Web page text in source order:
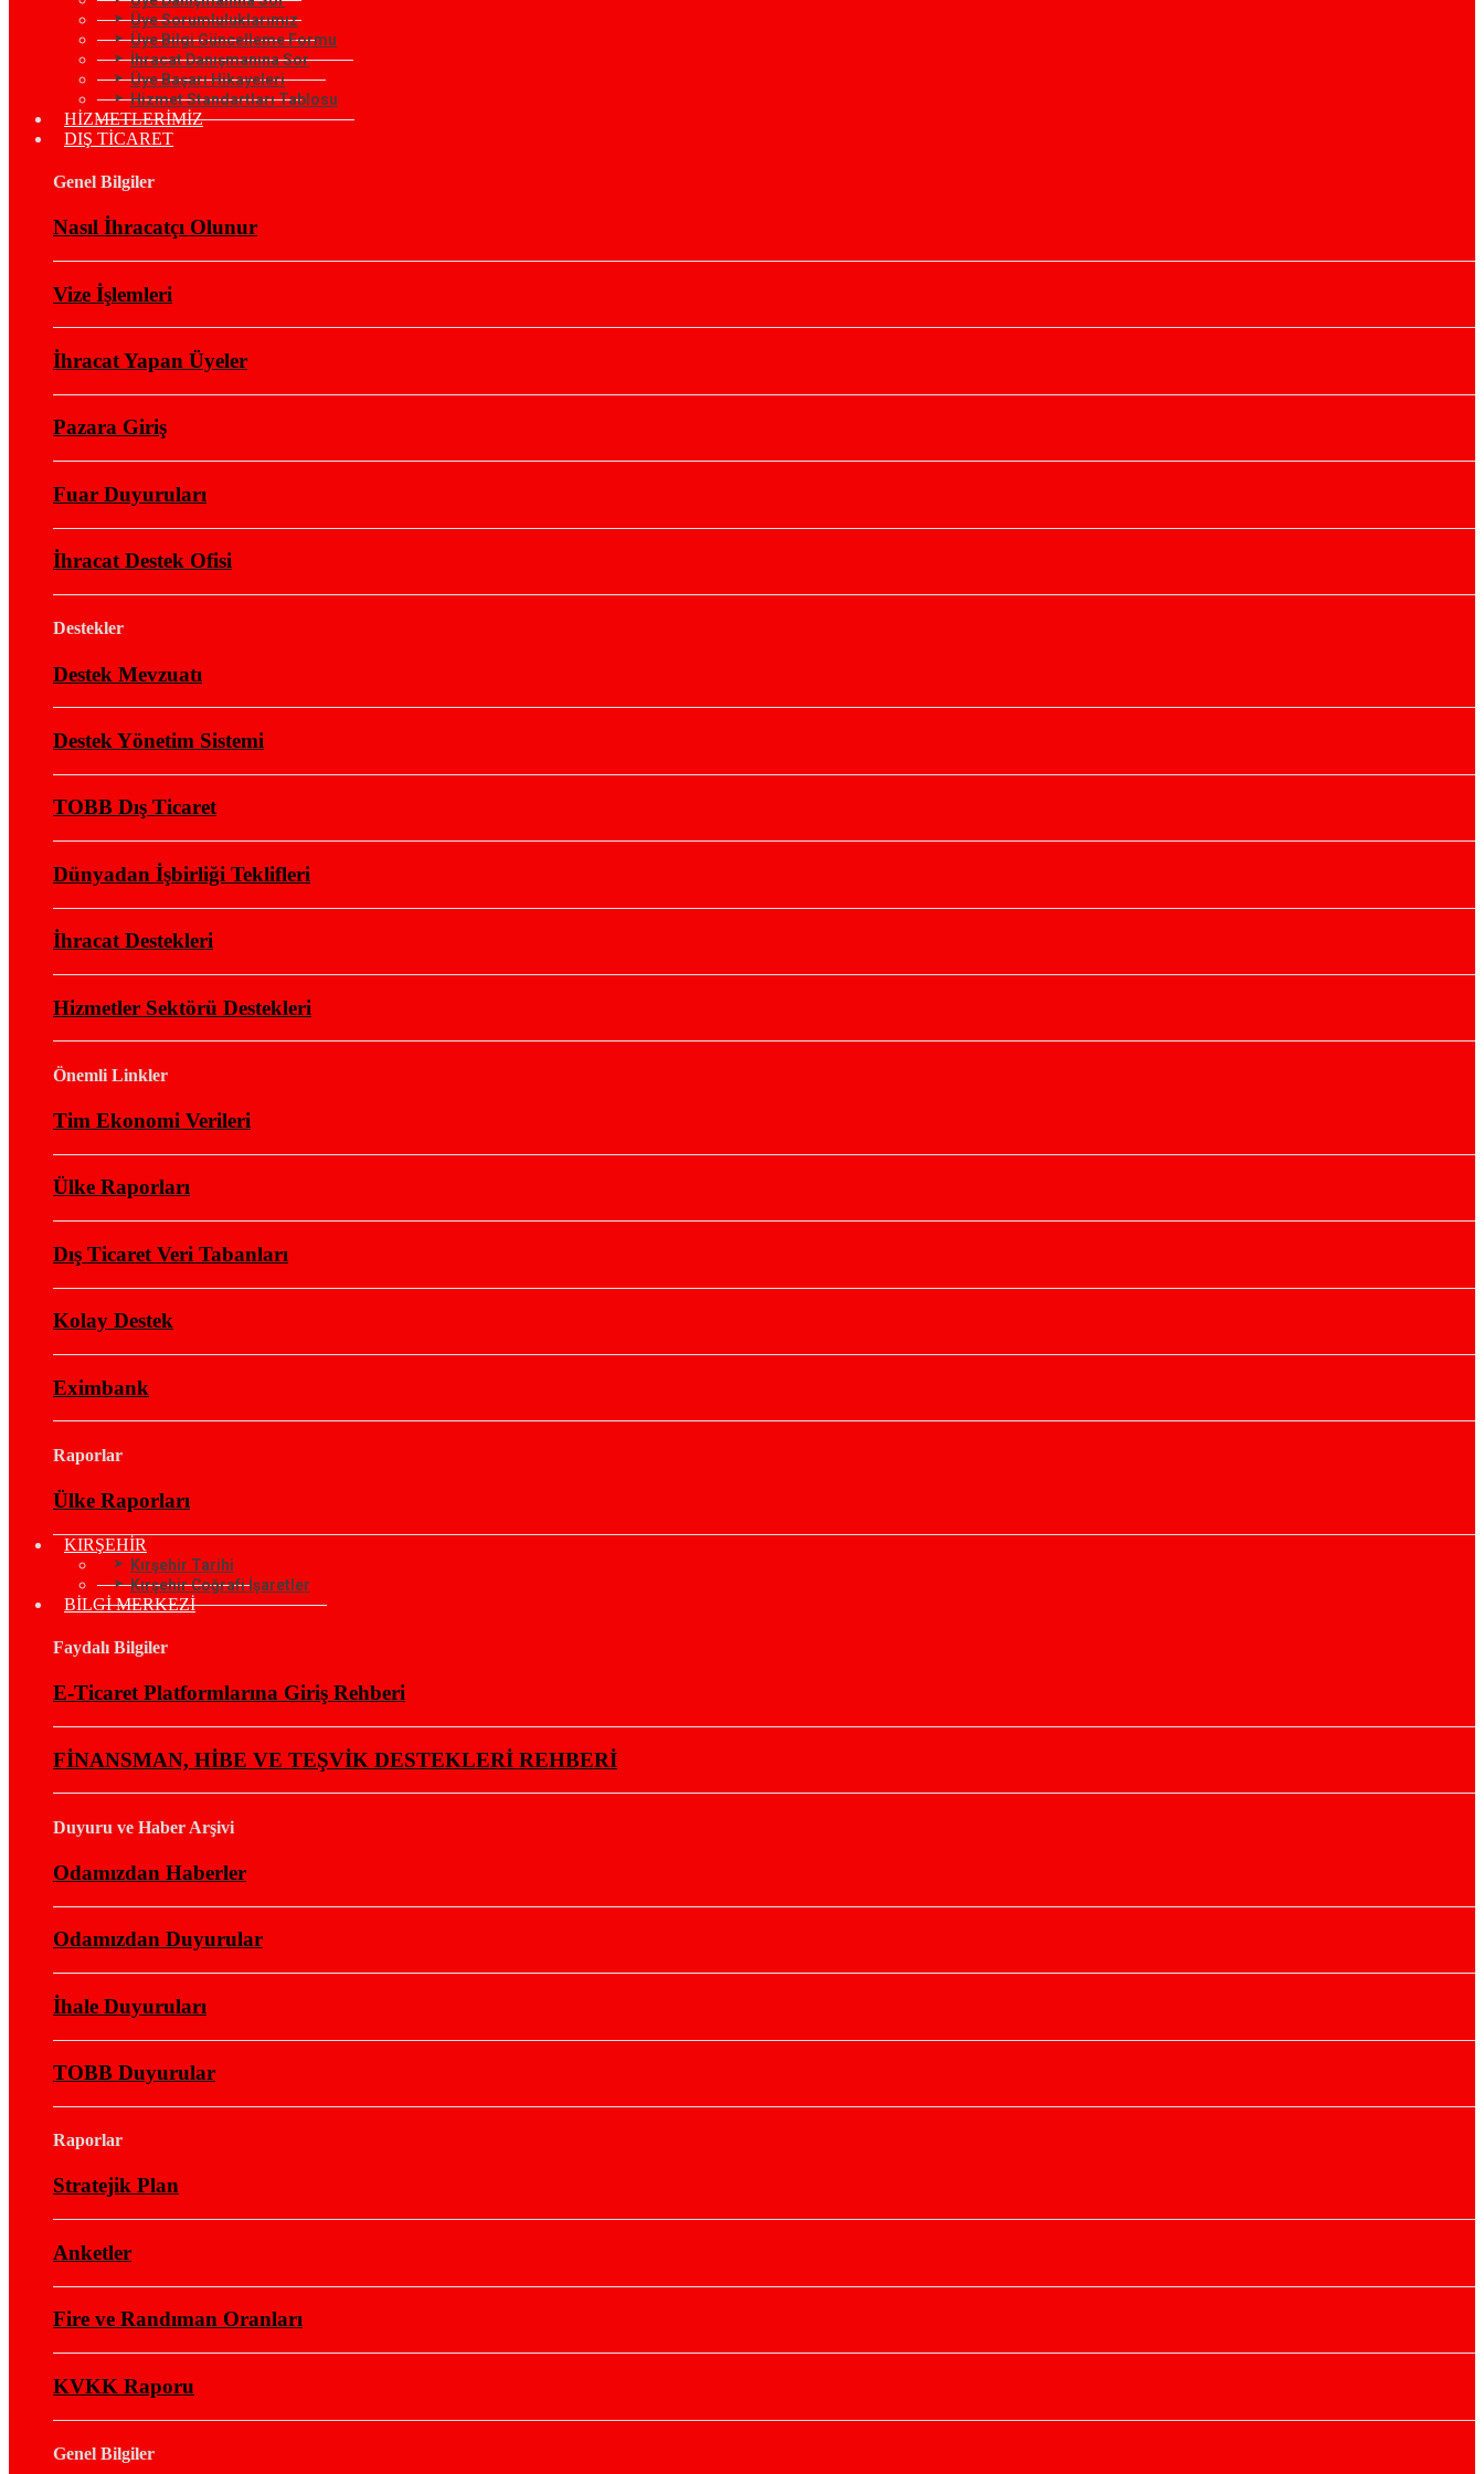
Üye Sorumluluklarımız
Üye Bilgi Güncelleme Formu
İhracat Danışmanına Sor
Üye Başarı Hikayeleri
Hizmet Standartları Tablosu
HİZMETLERİMİZ
DIŞ TİCARET
Genel Bilgiler
Nasıl İhracatçı Olunur
Vize İşlemleri
İhracat Yapan Üyeler
Pazara Giriş
Fuar Duyuruları
İhracat Destek Ofisi
Destekler
Destek Mevzuatı
Destek Yönetim Sistemi
TOBB Dış Ticaret
Dünyadan İşbirliği Teklifleri
İhracat Destekleri
Hizmetler Sektörü Destekleri
Önemli Linkler
Tim Ekonomi Verileri
Ülke Raporları
Dış Ticaret Veri Tabanları
Kolay Destek
Eximbank
Raporlar
Ülke Raporları
KIRŞEHİR
Kırşehir Tarihi
Kırşehir Coğrafi İşaretler
BİLGİ MERKEZİ
Faydalı Bilgiler
E-Ticaret Platformlarına Giriş Rehberi
FİNANSMAN, HİBE VE TEŞVİK DESTEKLERİ REHBERİ
Duyuru ve Haber Arşivi
Odamızdan Haberler
Odamızdan Duyurular
İhale Duyuruları
TOBB Duyurular
Raporlar
Stratejik Plan
Anketler
Fire ve Randıman Oranları
KVKK Raporu
Genel Bilgiler